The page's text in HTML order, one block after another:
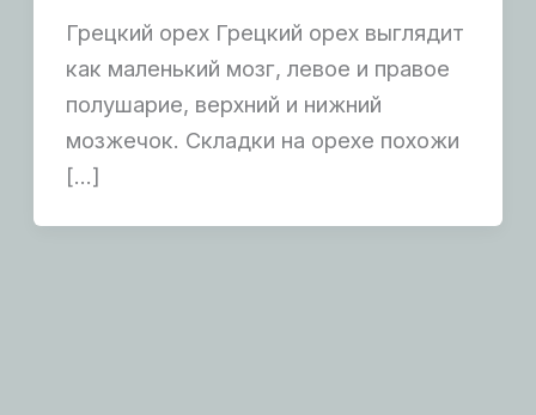
Грецкий орех Грецкий орех выглядит
как маленький мозг, левое и правое
полушарие, верхний и нижний
мозжечок. Складки на орехе похожи
[…]